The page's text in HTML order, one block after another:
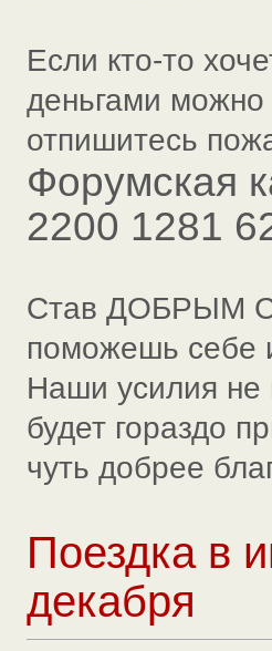
Если кто-то
деньгами можно
отпишитесь
Форумская
2200 1281
Став
поможешь себе
Наши усилия не
будет гораздо
чуть добрее
Поездка в
декабря